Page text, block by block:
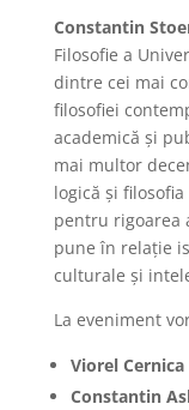
Constantin
Filosofie a
dintre cei mai
filosofiei
academică și
mai multor
logică și
pentru rigoarea
pune în relație
culturale și
La eveniment
Viorel Cernica
Constantin